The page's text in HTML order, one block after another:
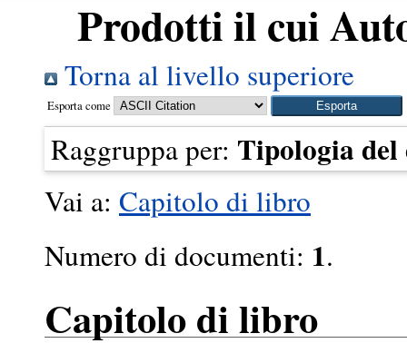
Prodotti il cui
Torna al livello superiore
Esporta come
Raggruppa per: Tipologia del
Vai a: Capitolo di libro
Numero di documenti: 1.
Capitolo di libro